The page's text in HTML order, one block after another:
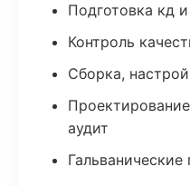
Подготовка кд
Контроль
Сборка,
аудит